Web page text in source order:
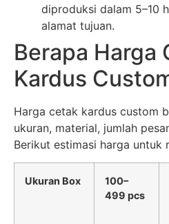
diproduksi dalam 5–10
alamat tujuan.
Berapa Harga
Kardus
Harga cetak kardus custom
ukuran, material, jumlah
Berikut estimasi harga untuk
Ukuran Box
100–
499 pcs